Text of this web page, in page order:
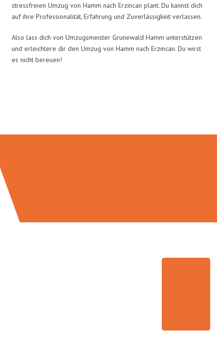
stressfreien Umzug von Hamm nach Erzincan plant. Du kannst dich
auf ihre Professionalität, Erfahrung und Zuverlässigkeit verlassen.
Also lass dich von Umzugsmeister Grunewald Hamm unterstützen
und erleichtere dir den Umzug von Hamm nach Erzincan. Du wirst
es nicht bereuen!